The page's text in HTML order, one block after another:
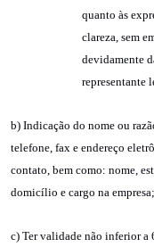
quanto às
clareza, sem
devidamente
representante
b) Indicação do nome ou
telefone, fax e endereço
contato, bem como: nome,
domicílio e cargo na empresa;
c) Ter validade não inferior a